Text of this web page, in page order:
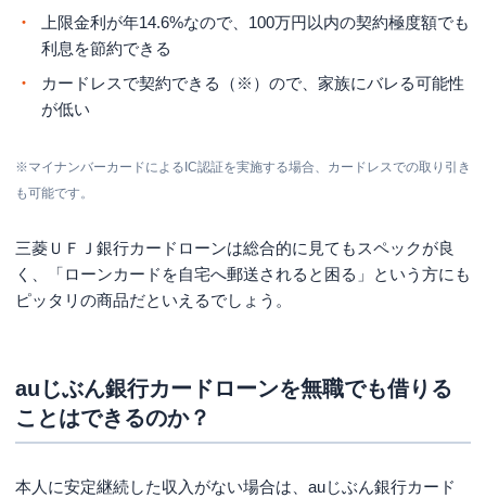
上限金利が年14.6%なので、100万円以内の契約極度額でも
利息を節約できる
カードレスで契約できる（※）ので、家族にバレる可能性
が低い
※マイナンバーカードによるIC認証を実施する場合、カードレスでの取り引き
も可能です。
三菱ＵＦＪ銀行カードローンは総合的に見てもスペックが良
く、「ローンカードを自宅へ郵送されると困る」という方にも
ピッタリの商品だといえるでしょう。
auじぶん銀行カードローンを無職でも借りる
ことはできるのか？
本人に安定継続した収入がない場合は、auじぶん銀行カード